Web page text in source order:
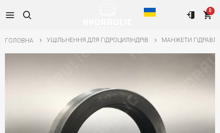
0
ГОЛОВНА УЩІЛЬНЕННЯ ДЛЯ ГІДРОЦИЛІНДРІВ МАНЖЕТИ